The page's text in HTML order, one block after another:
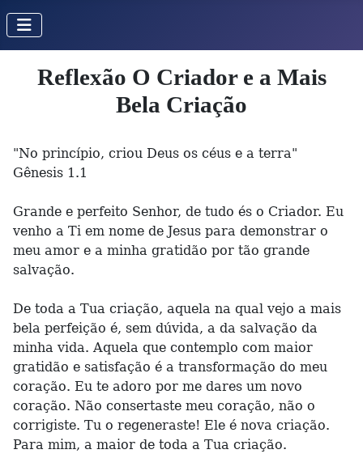
Reflexão O Criador e a Mais
Bela Criação
"No princípio, criou Deus os céus e a terra"
Gênesis 1.1
Grande e perfeito Senhor, de tudo és o Criador. Eu
venho a Ti em nome de Jesus para demonstrar o
meu amor e a minha gratidão por tão grande
salvação.
De toda a Tua criação, aquela na qual vejo a mais
bela perfeição é, sem dúvida, a da salvação da
minha vida. Aquela que contemplo com maior
gratidão e satisfação é a transformação do meu
coração. Eu te adoro por me dares um novo
coração. Não consertaste meu coração, não o
corrigiste. Tu o regeneraste! Ele é nova criação.
Para mim, a maior de toda a Tua criação.